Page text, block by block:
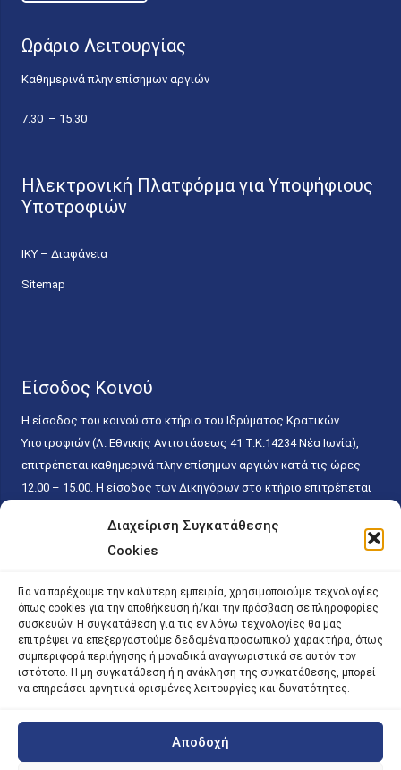
Διαχείριση Συγκατάθεσης
Cookies
Για να παρέχουμε την καλύτερη εμπειρία, χρησιμοποιούμε τεχνολογίες
όπως cookies για την αποθήκευση ή/και την πρόσβαση σε πληροφορίες
συσκευών. Η συγκατάθεση για τις εν λόγω τεχνολογίες θα μας
επιτρέψει να επεξεργαστούμε δεδομένα προσωπικού χαρακτήρα, όπως
συμπεριφορά περιήγησης ή μοναδικά αναγνωριστικά σε αυτόν τον
ιστότοπο. Η μη συγκατάθεση ή η ανάκληση της συγκατάθεσης, μπορεί
να επηρεάσει αρνητικά ορισμένες λειτουργίες και δυνατότητες.
Αποδοχή
Ωράριο Λειτουργίας
Καθημερινά πλην επίσημων αργιών
7.30 – 15.30
Ηλεκτρονική Πλατφόρμα για Υποψήφιους
Υποτροφιών
ΙΚΥ – Διαφάνεια
Sitemap
Είσοδος Κοινού
Η είσοδος του κοινού στο κτήριο του Ιδρύματος Κρατικών
Υποτροφιών (Λ. Εθνικής Αντιστάσεως 41 T.K.14234 Νέα Ιωνία),
επιτρέπεται καθημερινά πλην επίσημων αργιών κατά τις ώρες
12.00 – 15.00. Η είσοδος των Δικηγόρων στο κτήριο επιτρέπεται
κάθε εργάσιμη ημέρα και ώρα χωρίς κανέναν χρονικό ή άλλο
περιορισμό. Η είσοδος του κοινού ειδικά στο γραφείο του
15.00. Η εξυπηρέτηση του κοινού πραγματοποιείται βάσει των
παγίων ισχυουσών διατάξεων. Για την αποφυγή συνωστισμού
εντός του εσωτερικού χώρου εξυπηρέτησης και αναμονής του
κοινού, η εξυπηρέτησή του δύναται να πραγματοποιείται κατόπιν
προγραμματισμένου ραντεβού.
| iky.gr | All Rights Reserved